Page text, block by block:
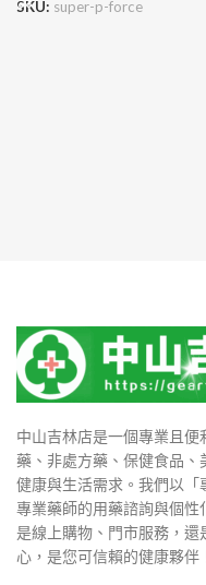
SKU: super-p-force
中山吉林店是一個專業且
藥、非處方藥、保健食品
健康與生活需求。我們以
專業藥師的用藥諮詢與個
是線上購物、門市服務，
心，是您可信賴的健康夥伴